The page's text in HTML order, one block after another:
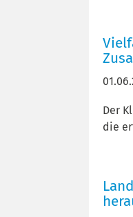
Der
die